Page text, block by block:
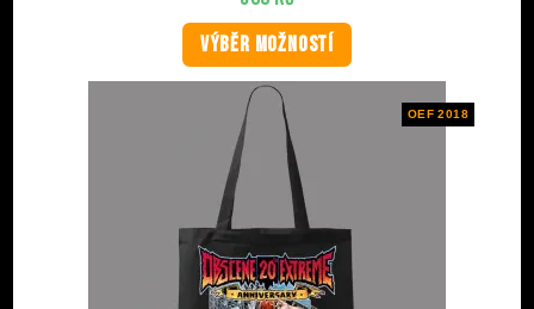
VÝBĚR MOŽNOSTÍ
OEF 2018